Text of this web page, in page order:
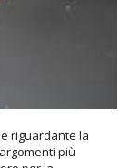
riguardante la
più